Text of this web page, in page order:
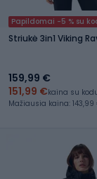
Papildomai -5 % su
Striukė 3in1 Viking
159,99 €
151,99 €kaina su
Mažiausia kaina: 143,99